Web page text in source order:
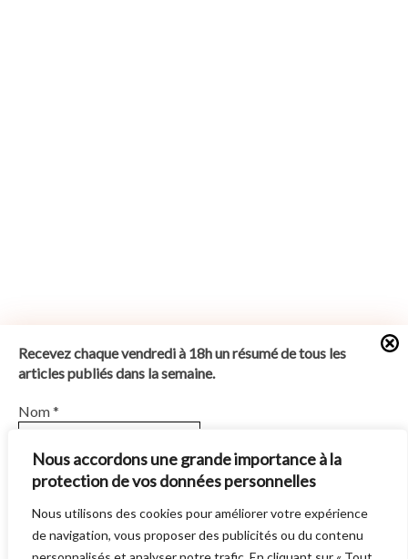
Nous accordons une grande importance à la
protection de vos données personnelles
Nous utilisons des cookies pour améliorer votre expérience
de navigation, vous proposer des publicités ou du contenu
Recevez chaque vendredi à 18h un résumé de tous les
articles publiés dans la semaine.
Nom*
E-mail*
En vous abonnant vous acceptez notre Politique de
SUN BURNS OUT EST UN SITE ÉDITE PAR AUTRES DIRECTIONS . © 2014 -
2026 -
POLITIQUE DE CONFIDENTIALITÉ